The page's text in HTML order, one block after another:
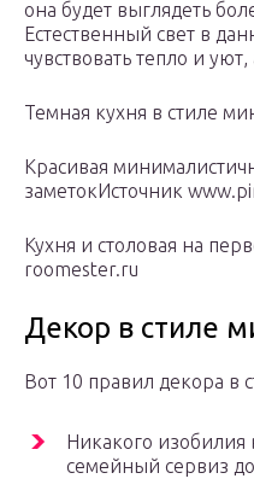
она будет выглядеть
Естественный свет в
чувствовать тепло и
Темная кухня в стиле
Красивая
заметокИсточник
Кухня и столовая на
roomester.ru
Декор в стиле
Вот 10 правил декора в
Никакого
семейный сервиз